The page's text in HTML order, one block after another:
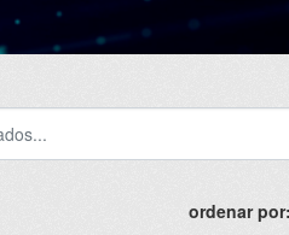
ordenar por